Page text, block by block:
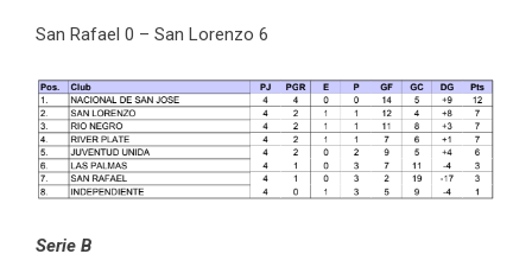
San Rafael 0 – San Lorenzo 6
Serie B